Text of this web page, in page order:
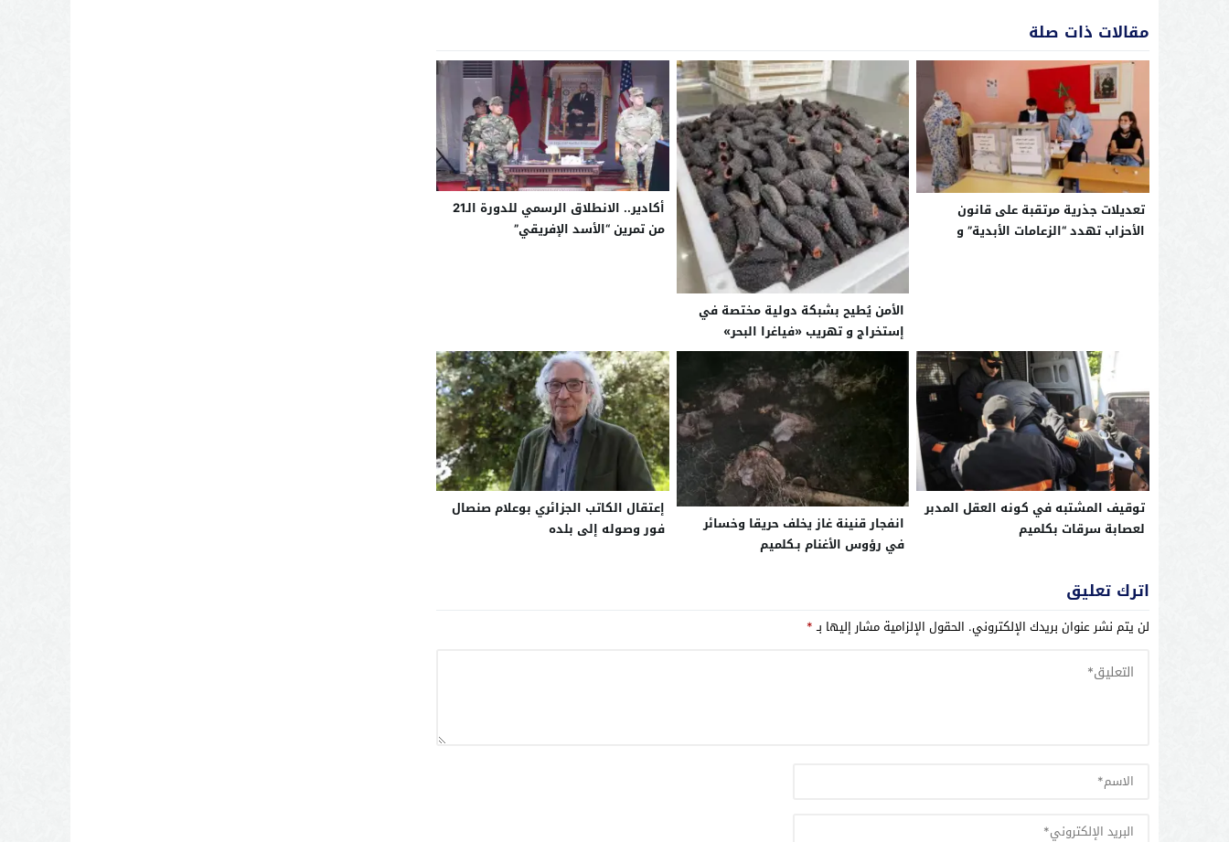
مقالات ذات صلة
تعديلات جذرية مرتقبة على قانون
الأحزاب تهدد “الزعامات الأبدية” و
الأمن يُطيح بشبكة دولية مختصة في
إستخراج و تهريب «فياغرا البحر»
بالداخلة
أكادير.. الانطلاق الرسمي للدورة الـ21
من تمرين “الأسد الإفريقي”
توقيف المشتبه في كونه العقل المدبر
لعصابة سرقات بكلميم
انفجار قنينة غاز يخلف حريقا وخسائر
في رؤوس الأغنام بـكلميم
إعتقال الكاتب الجزائري بوعلام صنصال
فور وصوله إلى بلده
اترك تعليق
لن يتم نشر عنوان بريدك الإلكتروني. الحقول الإلزامية مشار إليها بـ*